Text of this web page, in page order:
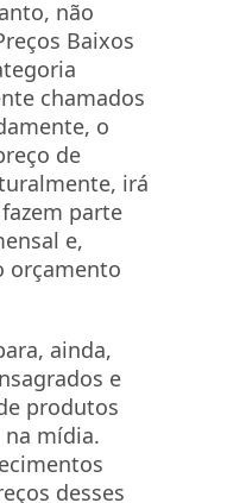
não
Baixos
chamados
o
de
irá
parte
e,
orçamento
ainda,
e
produtos
mídia.
desses